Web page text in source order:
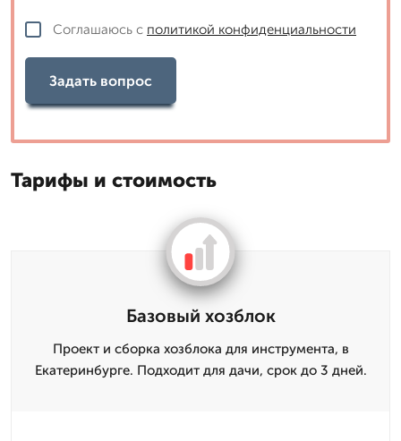
Соглашаюсь с политикой конфиденциальности
Задать вопрос
Тарифы и стоимость
Базовый хозблок
Проект и сборка хозблока для инструмента, в
Екатеринбурге. Подходит для дачи, срок до 3 дней.